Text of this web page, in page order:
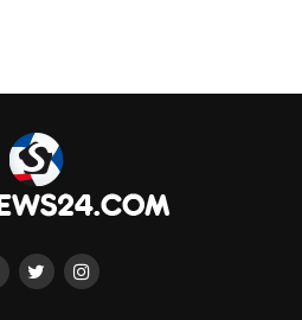
del cartellino. La
soprattutto dovrà
un progetto chiaro
basterà il semplice
garanzie tecniche,